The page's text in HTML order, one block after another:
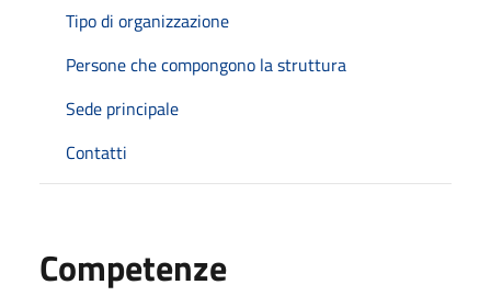
Tipo di organizzazione
Persone che compongono la struttura
Sede principale
Contatti
Competenze